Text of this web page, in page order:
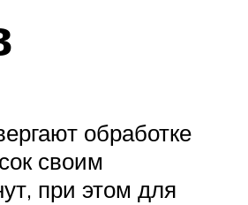
обработке
своим
при этом для